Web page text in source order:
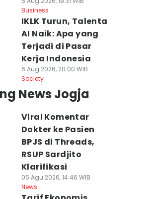
Business
IKLK Turun, Talenta
AI Naik: Apa yang
Terjadi di Pasar
Kerja Indonesia
6 Aug 2026, 20:00 WIB
Society
News Jogja
Viral Komentar
Dokter ke Pasien
BPJS di Threads,
RSUP Sardjito
Klarifikasi
05 Agu 2026, 14:46 WIB
News